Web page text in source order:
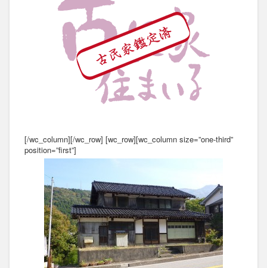
[/wc_column][/wc_row] [wc_row][wc_column size=”one-third”
position=”first”]